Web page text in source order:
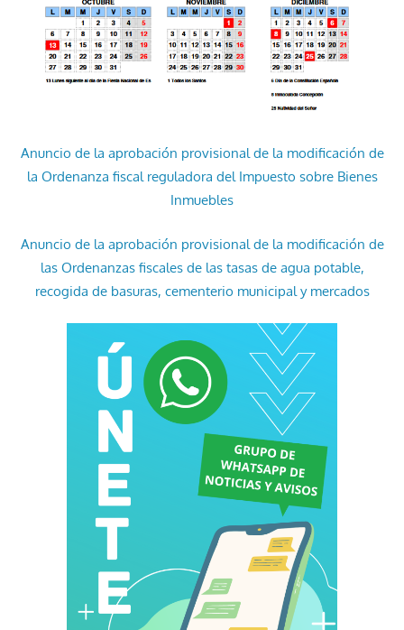
Anuncio de la aprobación provisional de la modificación de
la Ordenanza fiscal reguladora del Impuesto sobre Bienes
Inmuebles
Anuncio de la aprobación provisional de la modificación de
las Ordenanzas fiscales de las tasas de agua potable,
recogida de basuras, cementerio municipal y mercados